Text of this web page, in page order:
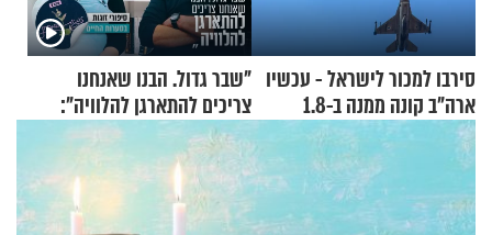
סירבו למכור לישראל - עכשיו
ארה"ב קונה ממנה ב-1.8
מיליארד דולר
"שבר גדול. הבנו שאנחנו
צריכים להתארגן להלוויה":
זוגיות במבחן, הפעם עם מרים
וגד דנינו